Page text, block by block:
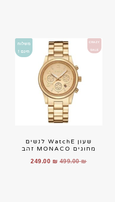
CRAZY
SALE
משלוח
חינם !
שעון WatchE לנשים
מחוגים MONACO זהב
499.00
249.00 ₪